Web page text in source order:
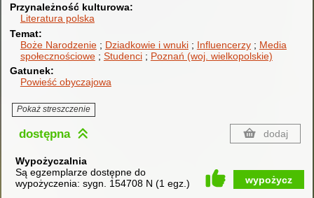
Przynależność kulturowa
Literatura polska
Temat
Boże Narodzenie
Dziadkowie i wnuki Influencerzy
Media
społecznościowe
Studenci
Poznań (woj. wielkopolskie)
Gatunek
Powieść obyczajowa
Pokaż streszczenie
dostępna dodaj
Wypożyczalnia
Są egzemplarze dostępne do
wypożyczenia: sygn. 154708 N (1 egz. ) wypożycz